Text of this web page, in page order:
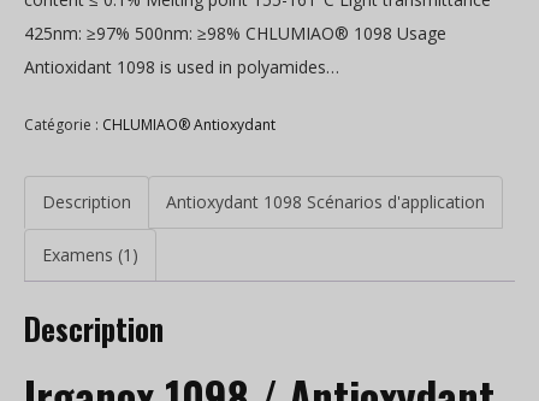
425nm: ≥97% 500nm: ≥98% CHLUMIAO® 1098 Usage
Antioxidant 1098 is used in polyamides…
Catégorie : CHLUMIAO® Antioxydant
Description Antioxydant 1098 Scénarios d'application
Examens (1)
Description